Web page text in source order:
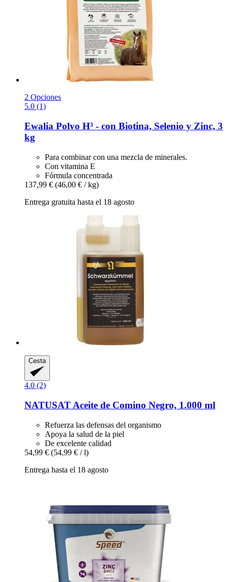
2 Opciones
5.0 (1)
Ewalia Polvo H³ -​ con Biotina, Selenio y Zinc, 3
kg
Para combinar con una mezcla de minerales.
Con vitamina E
Fórmula concentrada
137,99 € (46,00 € / kg)
Entrega gratuita hasta el 18 agosto
Cesta
4.0 (2)
NATUSAT Aceite de Comino Negro, 1.000 ml
Refuerza las defensas del organismo
Apoya la salud de la piel
De excelente calidad
54,99 € (54,99 € / l)
Entrega hasta el 18 agosto